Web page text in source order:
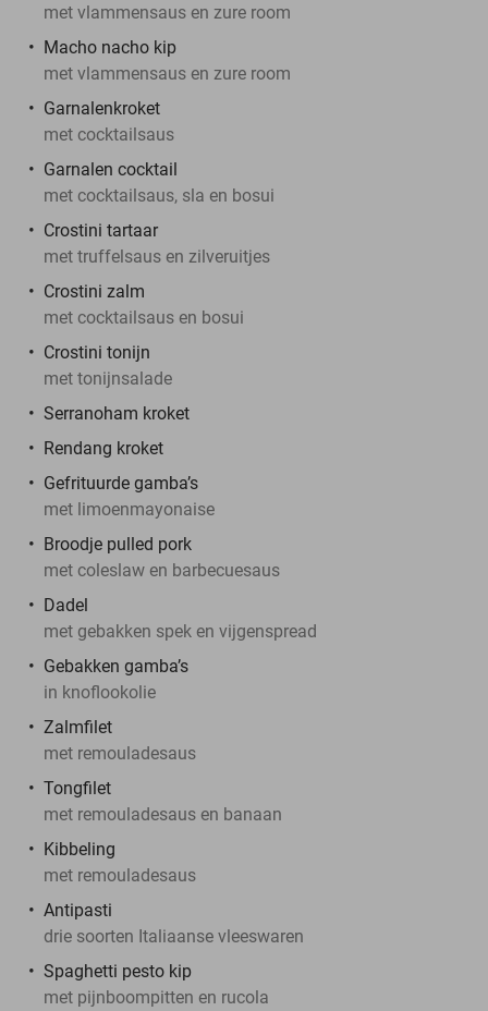
met vlammensaus en zure room
Macho nacho kip
met vlammensaus en zure room
Garnalenkroket
met cocktailsaus
Garnalen cocktail
met cocktailsaus, sla en bosui
Crostini tartaar
met truffelsaus en zilveruitjes
Crostini zalm
met cocktailsaus en bosui
Crostini tonijn
met tonijnsalade
Serranoham kroket
Rendang kroket
Gefrituurde gamba’s
met limoenmayonaise
Broodje pulled pork
met coleslaw en barbecuesaus
Dadel
met gebakken spek en vijgenspread
Gebakken gamba’s
in knoflookolie
Zalmfilet
met remouladesaus
Tongfilet
met remouladesaus en banaan
Kibbeling
met remouladesaus
Antipasti
drie soorten Italiaanse vleeswaren
Spaghetti pesto kip
met pijnboompitten en rucola